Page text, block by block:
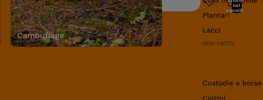
Camouflage
Plantari
Lacci
VEDI TUTTO
Custodie e
Calzini
Ricerca
nel
carrello: